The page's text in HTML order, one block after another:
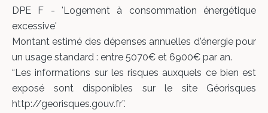
DPE F - 'Logement à consommation énergétique
excessive'
Montant estimé des dépenses annuelles d'énergie pour
un usage standard : entre 5070€ et 6900€ par an.
“Les informations sur les risques auxquels ce bien est
exposé sont disponibles sur le site Géorisques
http://georisques.gouv.fr”.